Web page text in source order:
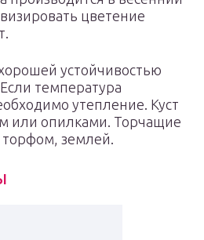
цветение
устойчивостью
температура
утепление. Куст
или опилками. Торчащие
землей.